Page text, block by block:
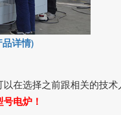
详情)
在选择之前跟相关的技
电炉！